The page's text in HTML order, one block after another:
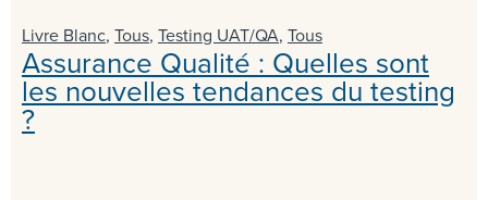
Livre Blanc, Tous, Testing UAT/QA, Tous
Assurance Qualité : Quelles sont
les nouvelles tendances du testing
?